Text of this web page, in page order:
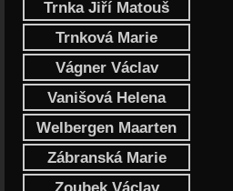
Trnka Jiří Matouš
Trnková Marie
Vágner Václav
Vanišová Helena
Welbergen Maarten
Zábranská Marie